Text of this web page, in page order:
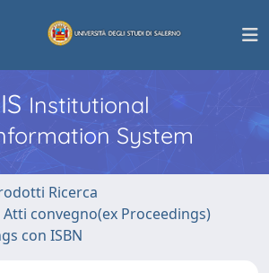
Institutional
System
Ricerca
convegno(ex Proceedings)
con ISBN